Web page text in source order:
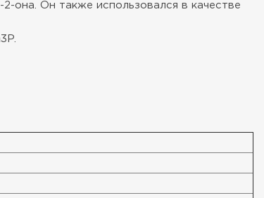
она. Он также использовался в качестве